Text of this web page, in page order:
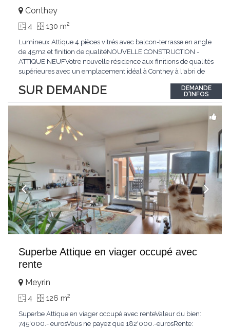
SUR DEMANDE
Conthey
4 130 m2
Lumineux Attique 4 pièces vitrés avec balcon-terrasse en angle
de 45m2 et finition de qualitéNOUVELLE CONSTRUCTION -
ATTIQUE NEUFVotre nouvelle résidence aux finitions de qualités
supérieures avec un emplacement idéal à Conthey à l'abri de
commodités !LE PALLADIONouvelle résidence d'appartements
haut de gamme située à...
DEMANDE
D'INFOS
Superbe Attique en viager occupé avec
rente
Meyrin
4 126 m2
Superbe Attique en viager occupé avec renteValeur du bien:
745'000.- eurosVous ne payez que 182'000.-eurosRente: